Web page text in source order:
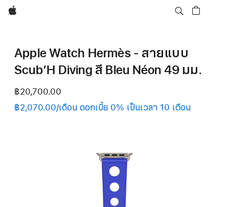
Apple
Apple Watch Hermès - สายแบบ
Scub’H Diving สี Bleu Néon 49 มม.
฿20,700.00
฿2,070.00/เดือน ดอกเบี้ย 0% เป็นเวลา 10 เดือน